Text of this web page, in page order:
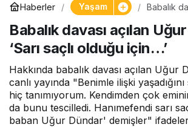
Haberler Yaşam
Babalık
için…’
Babalık davası açılan
‘Sarı saçlı olduğu için…’
Hakkında babalık davası açılan Uğur
canlı yayında "Benimle ilişki
hiç tanımıyorum. Kendimden çok
da bunu tescilledi. Hanımefendi sarı
baban Uğur Dündar' demişler"